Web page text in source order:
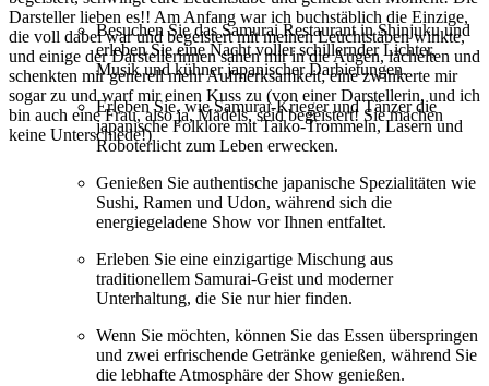
Darsteller lieben es!! Am Anfang war ich buchstäblich die Einzige,
die voll dabei war und begeistert mit meinen Leuchtstäben winkte,
und einige der Darstellerinnen sahen mir in die Augen, lächelten und
schenkten mir generell mehr Aufmerksamkeit; eine zwinkerte mir
sogar zu und warf mir einen Kuss zu (von einer Darstellerin, und ich
bin auch eine Frau, also ja, Mädels, seid begeistert! Sie machen
keine Unterschiede!)
Besuchen Sie das Samurai Restaurant in Shinjuku und
erleben Sie eine Nacht voller schillernder Lichter,
Musik und kühner japanischer Darbietungen.
Erleben Sie, wie Samurai-Krieger und Tänzer die
japanische Folklore mit Taiko-Trommeln, Lasern und
Roboterlicht zum Leben erwecken.
Genießen Sie authentische japanische Spezialitäten wie
Sushi, Ramen und Udon, während sich die
energiegeladene Show vor Ihnen entfaltet.
Erleben Sie eine einzigartige Mischung aus
traditionellem Samurai-Geist und moderner
Unterhaltung, die Sie nur hier finden.
Wenn Sie möchten, können Sie das Essen überspringen
und zwei erfrischende Getränke genießen, während Sie
die lebhafte Atmosphäre der Show genießen.